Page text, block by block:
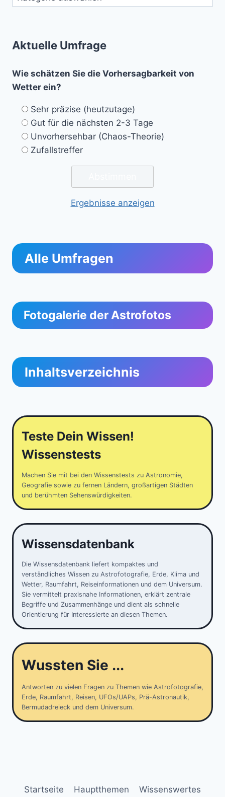
Aktuelle Umfrage
Wie schätzen Sie die Vorhersagbarkeit von
Wetter ein?
Sehr präzise (heutzutage)
Gut für die nächsten 2-3 Tage
Unvorhersehbar (Chaos-Theorie)
Zufallstreffer
Ergebnisse anzeigen
Alle Umfragen
Fotogalerie der Astrofotos
Inhaltsverzeichnis
Teste Dein Wissen!
Wissenstests
Machen Sie mit bei den Wissenstests zu Astronomie,
Geografie sowie zu fernen Ländern, großartigen Städten
und berühmten Sehenswürdigkeiten.
Wissensdatenbank
Die Wissensdatenbank liefert kompaktes und
verständliches Wissen zu Astrofotografie, Erde, Klima und
Wetter, Raumfahrt, Reiseinformationen und dem Universum.
Sie vermittelt praxisnahe Informationen, erklärt zentrale
Begriffe und Zusammenhänge und dient als schnelle
Orientierung für Interessierte an diesen Themen.
Wussten Sie ...
Antworten zu vielen Fragen zu Themen wie Astrofotografie,
Erde, Raumfahrt, Reisen, UFOs/UAPs, Prä-Astronautik,
Bermudadreieck und dem Universum.
Startseite Hauptthemen Wissenswertes